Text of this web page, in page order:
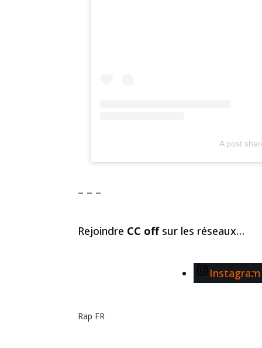
A post
– – –
Rejoindre CC offsur les réseaux…
Instagram
Rap FR